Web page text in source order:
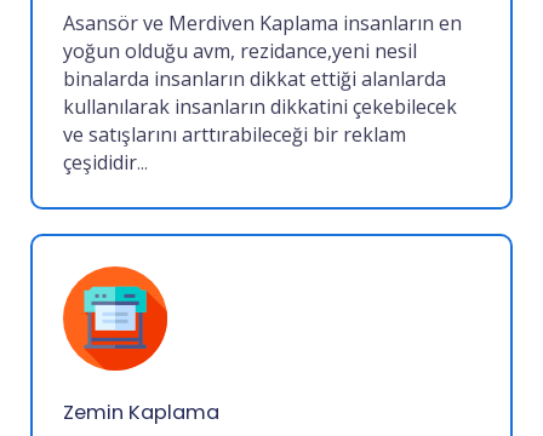
Asansör ve Merdiven Kaplama insanların en
yoğun olduğu avm, rezidance,yeni nesil
binalarda insanların dikkat ettiği alanlarda
kullanılarak insanların dikkatini çekebilecek
ve satışlarını arttırabileceği bir reklam
çeşididir...
Zemin Kaplama